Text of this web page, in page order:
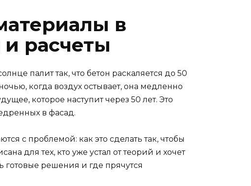
в
расчеты
палит так, что бетон раскаляется до 50
когда воздух остывает, она медленно
которое наступит через 50 лет. Это
в фасад.
с проблемой: как это сделать так, чтобы
для тех, кто уже устал от теорий и хочет
готовые решения и где прячутся